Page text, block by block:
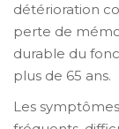
détérioration
perte de
durable du
plus de 65 ans.
Les